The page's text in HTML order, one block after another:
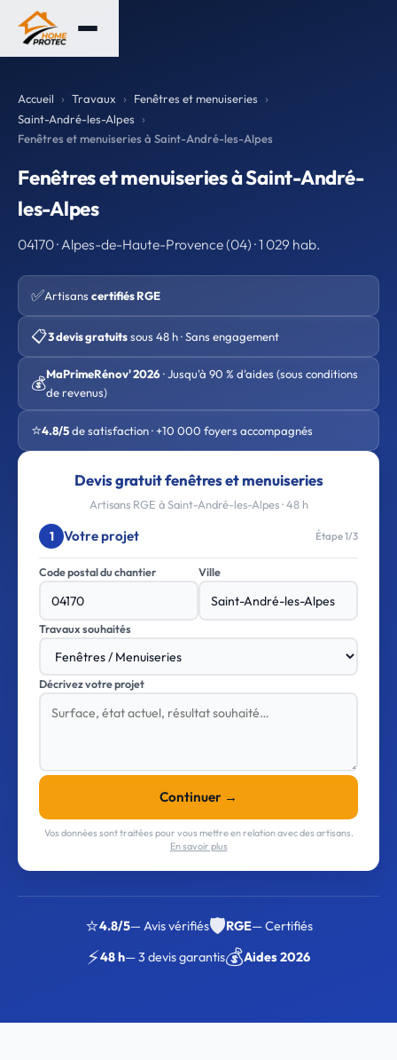
Accueil Travaux
Fenêtres et menuiseries
Saint-André-les-Alpes
Fenêtres et menuiseries à Saint-André-les-Alpes
Fenêtres et menuiseries à Saint-André-
les-Alpes
04170 · Alpes-de-Haute-Provence (04) · 1 029 hab.
✅Artisans certifiés RGE
📋3 devis gratuitssous 48 h · Sans engagement
💰MaPrimeRénov' 2026· Jusqu'à 90 % d'aides (sous conditions
de revenus)
⭐4.8/5de satisfaction · +10 000 foyers accompagnés
Devis gratuit fenêtres et menuiseries
Artisans RGE à Saint-André-les-Alpes · 48 h
1 Votre projet Étape 1/3
Code postal du chantier Ville
Travaux souhaités
Décrivez votre projet
Continuer →
Vos données sont traitées pour vous mettre en relation avec des artisans.
En savoir plus
⭐4.8/5— Avis vérifiés🛡️RGE— Certifiés
⚡48 h— 3 devis garantis💰Aides 2026